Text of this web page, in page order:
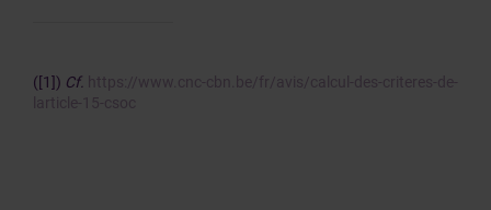
([1]) Cf. https://www.cnc-cbn.be/fr/avis/calcul-des-criteres-de-
larticle-15-csoc